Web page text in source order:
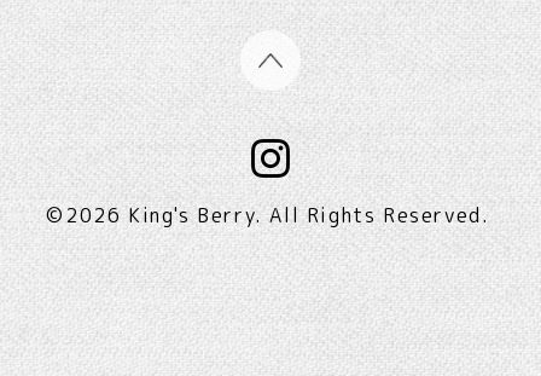
©2026King's Berry. All Rights Reserved.